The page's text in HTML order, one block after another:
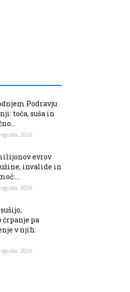
Podravju
toča, suša in
2026
evrov
invalide in
2026
črpanje pa
v njih:
2026